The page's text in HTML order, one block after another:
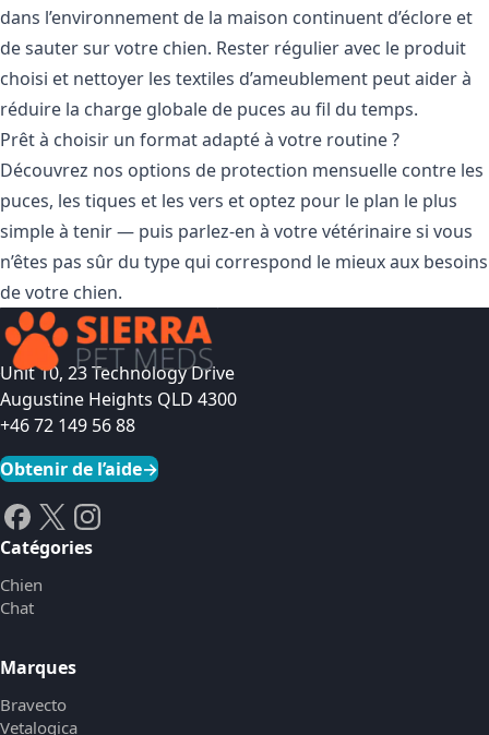
dans l’environnement de la maison continuent d’éclore et
de sauter sur votre chien. Rester régulier avec le produit
choisi et nettoyer les textiles d’ameublement peut aider à
réduire la charge globale de puces au fil du temps.
Prêt à choisir un format adapté à votre routine ?
Découvrez nos options de protection mensuelle contre les
puces, les tiques et les vers et optez pour le plan le plus
simple à tenir — puis parlez-en à votre vétérinaire si vous
n’êtes pas sûr du type qui correspond le mieux aux besoins
de votre chien.
Unit 10, 23 Technology Drive
Augustine Heights QLD 4300
+46 72 149 56 88
Obtenir de l’aide→
Catégories
Chien
Chat
Marques
Bravecto
Vetalogica